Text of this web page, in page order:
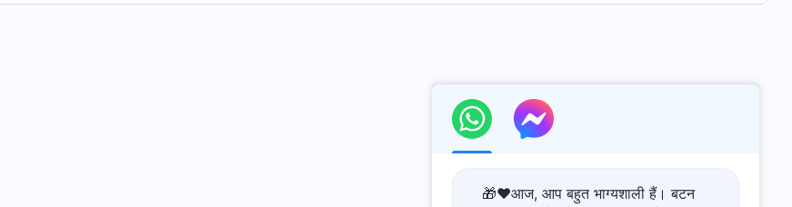
🎁❤️आज, आप बहुत भाग्यशाली हैं। बटन